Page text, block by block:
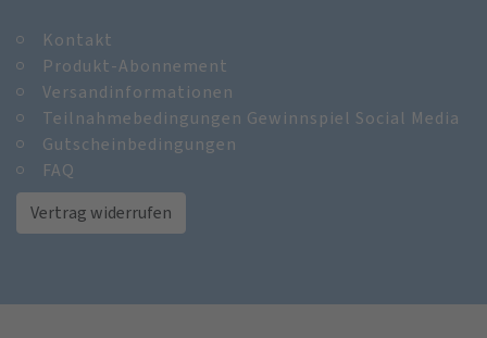
Kontakt
Produkt-Abonnement
Versandinformationen
Teilnahmebedingungen Gewinnspiel Social Media
Gutscheinbedingungen
FAQ
Vertrag widerrufen